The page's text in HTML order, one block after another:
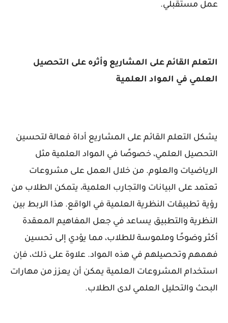
عمل مستقبلي.
التعلم القائم على المشاريع وأثره على التحصيل
العلمي في المواد العلمية
يشكل التعلم القائم على المشاريع أداة فعالة لتحسين
التحصيل العلمي، خصوصًا في المواد العلمية مثل
الرياضيات والعلوم. من خلال العمل على مشروعات
تعتمد على البيانات والتجارب العلمية، يتمكن الطلاب من
رؤية تطبيقات النظرية العلمية في الواقع. هذا الربط بين
النظرية والتطبيق يساعد في جعل المفاهيم المعقدة
أكثر وضوحًا وملموسة للطلاب، مما يؤدي إلى تحسين
فهمهم وتحصيلهم في هذه المواد. علاوة على ذلك، فإن
استخدام المشروعات العلمية يمكن أن يعزز من مهارات
البحث والتحليل العلمي لدى الطلاب.